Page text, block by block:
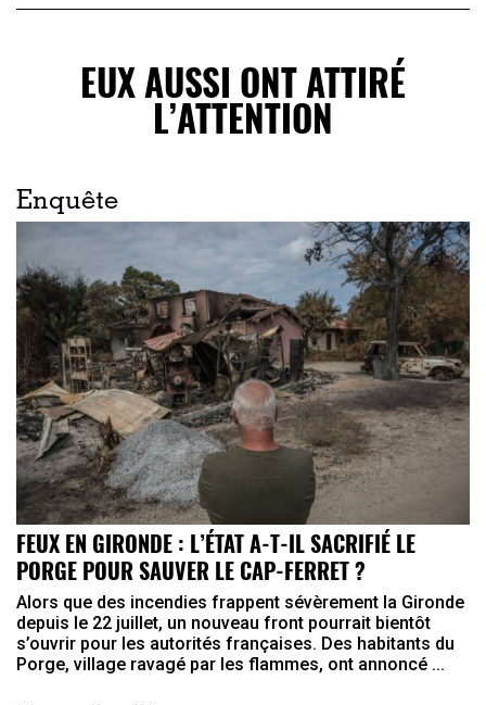
EUX AUSSI ONT ATTIRÉ
L’ATTENTION
Enquête
FEUX EN GIRONDE : L’ÉTAT A-T-IL SACRIFIÉ LE
PORGE POUR SAUVER LE CAP-FERRET ?
Alors que des incendies frappent sévèrement la Gironde
depuis le 22 juillet, un nouveau front pourrait bientôt
s’ouvrir pour les autorités françaises. Des habitants du
Porge, village ravagé par les flammes, ont annoncé ...